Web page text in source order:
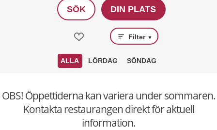
SÖK DIN PLATS
Filter ▼
ALLA LÖRDAG SÖNDAG
OBS! Öppettiderna kan variera under sommaren.
Kontakta restaurangen direkt för aktuell
information.